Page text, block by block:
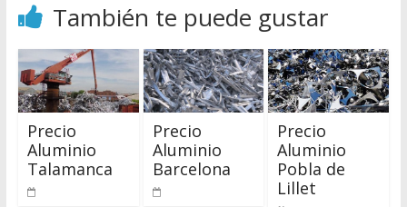
También te puede gustar
Precio
Aluminio
Talamanca
Precio
Aluminio
Barcelona
Precio
Aluminio
Pobla de
Lillet